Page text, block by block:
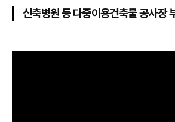
신축병원 등 다중이용건축물 공사장